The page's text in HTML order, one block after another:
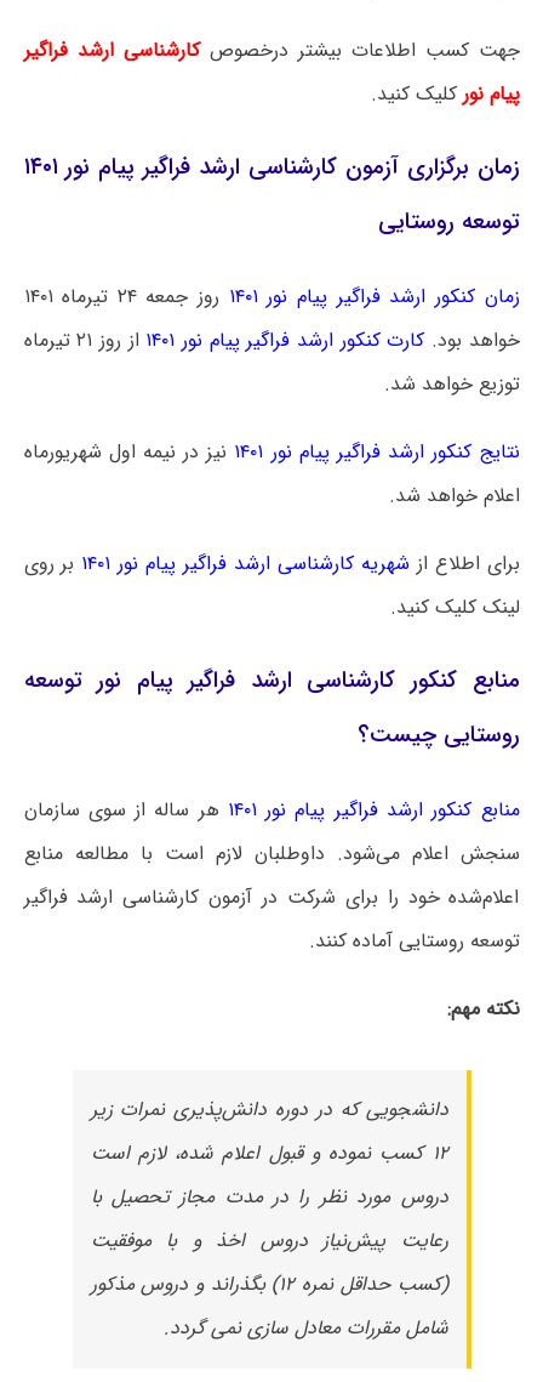
جهت کسب اطلاعات بیشتر درخصوص کارشناسی ارشد فراگیر
پیام نورکلیک کنید.
زمان برگزاری آزمون کارشناسی ارشد فراگیر پیام نور ۱۴۰۱
توسعه روستایی
زمان کنکور ارشد فراگیر پیام نور ۱۴۰۱
روز جمعه ۲۴ تیرماه ۱۴۰۱
خواهد بود. کارت کنکور ارشد فراگیر پیام نور ۱۴۰۱
از روز ۲۱ تیرماه
توزیع خواهد شد.
نتایج کنکور ارشد فراگیر پیام نور ۱۴۰۱
نیز در نیمه اول شهریورماه
اعلام خواهد شد.
برای اطلاع از شهریه کارشناسی ارشد فراگیر پیام نور ۱۴۰۱
بر روی
لینک کلیک کنید.
منابع کنکور کارشناسی ارشد فراگیر پیام نور توسعه
روستایی چیست؟
منابع کنکور ارشد فراگیر پیام نور ۱۴۰۱
هر ساله از سوی سازمان
سنجش اعلام می‌شود. داوطلبان لازم است با مطالعه منابع
اعلام‌شده خود را برای شرکت در آزمون کارشناسی ارشد فراگیر
توسعه روستایی آماده کنند.
نکته مهم:
دانشجویی که در دوره دانش‌پذیری نمرات زیر
۱۲ کسب نموده و قبول اعلام شده، لازم است
دروس مورد نظر را در مدت مجاز تحصیل با
رعایت پیش‌نیاز دروس اخذ و با موفقیت
(کسب حداقل نمره ۱۲) بگذراند و دروس مذکور
شامل مقررات معادل سازی نمی گردد.